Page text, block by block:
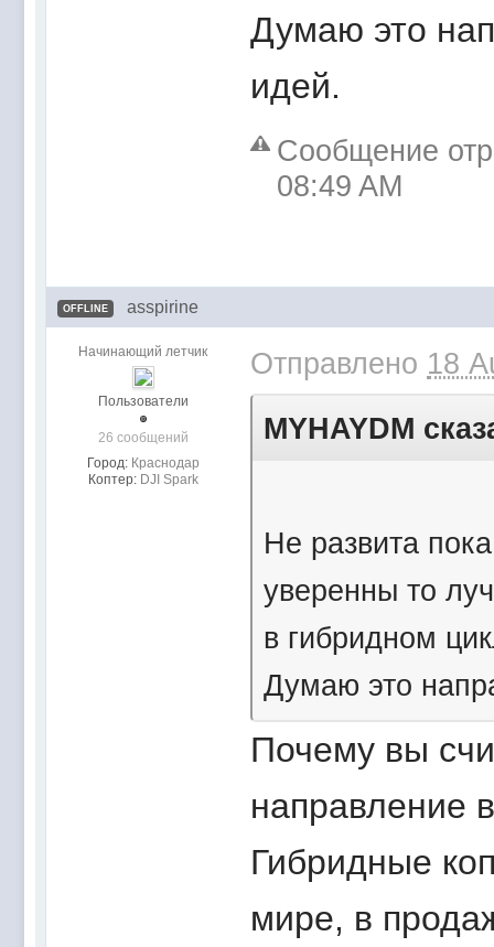
Думаю это
идей.
Сообщение
08:49 AM
OFFLINE asspirine
Начинающий летчик
Пользователи
26 сообщений
Город: Краснодар
Коптер: DJI Spark
Отправлено 18
MYHAYDM
Не развита
уверенны то
в гибридном
Думаю это
Почему вы
направление
Гибридные
мире, в